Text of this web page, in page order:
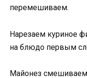
перемешиваем.
Нарезаем куриное
на блюдо первым
Майонез